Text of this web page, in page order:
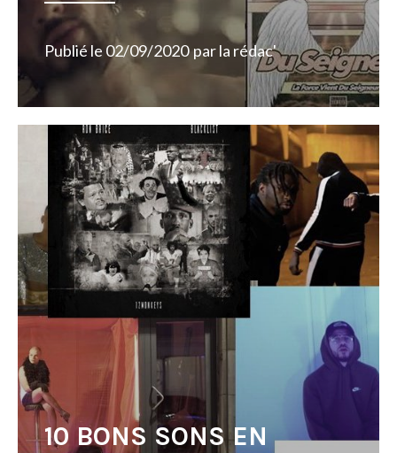
Publié le 02/09/2020 parla rédac'
10 BONS SONS EN